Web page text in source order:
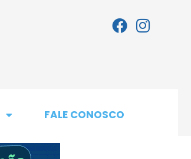
FALE CONOSCO